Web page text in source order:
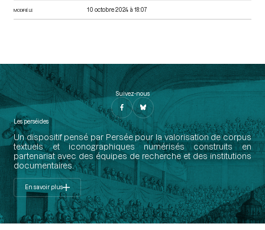
MODIFIÉ LE 10 octobre 2024 à 18:07
Suivez-nous
Les perséides
Un dispositif pensé par Persée pour la valorisation de corpus
textuels et iconographiques numérisés construits en
partenariat avec des équipes de recherche et des institutions
documentaires.
En savoir plus